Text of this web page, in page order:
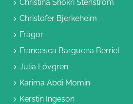
Christina Shokri Stenström
Christofer Bjerkeheim
Frågor
Francesca Barguena Berriel
Julia Lövgren
Karima Abdi Momin
Kerstin Ingeson